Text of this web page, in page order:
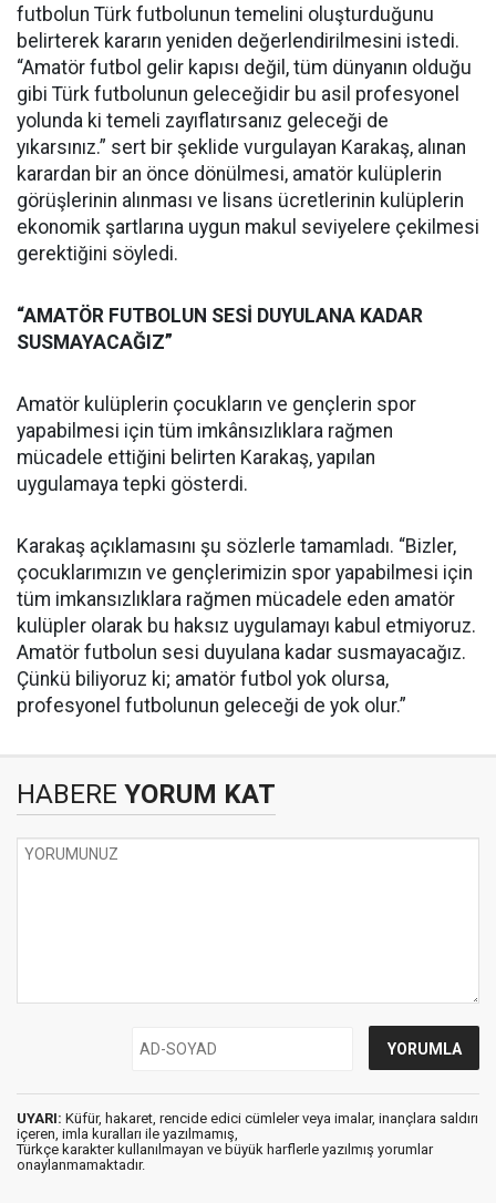
futbolun Türk futbolunun temelini oluşturduğunu
belirterek kararın yeniden değerlendirilmesini istedi.
“Amatör futbol gelir kapısı değil, tüm dünyanın olduğu
gibi Türk futbolunun geleceğidir bu asil profesyonel
yolunda ki temeli zayıflatırsanız geleceği de
yıkarsınız.” sert bir şeklide vurgulayan Karakaş, alınan
karardan bir an önce dönülmesi, amatör kulüplerin
görüşlerinin alınması ve lisans ücretlerinin kulüplerin
ekonomik şartlarına uygun makul seviyelere çekilmesi
gerektiğini söyledi.
“AMATÖR FUTBOLUN SESİ DUYULANA KADAR
SUSMAYACAĞIZ”
Amatör kulüplerin çocukların ve gençlerin spor
yapabilmesi için tüm imkânsızlıklara rağmen
mücadele ettiğini belirten Karakaş, yapılan
uygulamaya tepki gösterdi.
Karakaş açıklamasını şu sözlerle tamamladı. “Bizler,
çocuklarımızın ve gençlerimizin spor yapabilmesi için
tüm imkansızlıklara rağmen mücadele eden amatör
kulüpler olarak bu haksız uygulamayı kabul etmiyoruz.
Amatör futbolun sesi duyulana kadar susmayacağız.
Çünkü biliyoruz ki; amatör futbol yok olursa,
profesyonel futbolunun geleceği de yok olur.”
HABERE YORUM KAT
UYARI: Küfür, hakaret, rencide edici cümleler veya imalar, inançlara saldırı
içeren, imla kuralları ile yazılmamış,
Türkçe karakter kullanılmayan ve büyük harflerle yazılmış yorumlar
onaylanmamaktadır.